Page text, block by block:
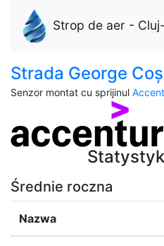
Strop de aer -
Strada George
Senzor montat cu sprijinul
Średnie roczna
Nazwa